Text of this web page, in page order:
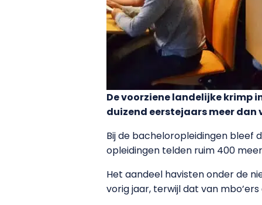
De voorziene landelijke krimp
duizend eerstejaars meer
Bij de bacheloropleidingen bleef
opleidingen telden ruim 400
Het aandeel havisten onder de
vorig jaar, terwijl dat van